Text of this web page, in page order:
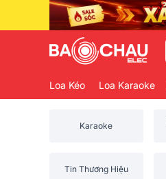
Loa Kéo Loa Karaoke
Karaoke
Tin Thương Hiệu